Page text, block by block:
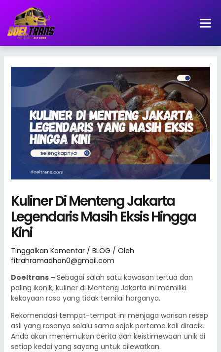
konten
Kuliner Di Menteng Jakarta
Legendaris Masih Eksis Hingga
Kini
Tinggalkan Komentar / BLOG / Oleh
fitrahramadhan0@gmail.com
Doeltrans – Sebagai salah satu kawasan tertua dan
paling ikonik, kuliner di Menteng Jakarta ini memiliki
kekayaan rasa yang tidak ternilai harganya.
Rekomendasi tempat-tempat ini menjaga warisan resep
asli yang rasanya selalu sama sejak pertama kali diracik.
Anda akan menemukan cerita dan keistimewaan unik di
setiap kedai yang sayang untuk dilewatkan.